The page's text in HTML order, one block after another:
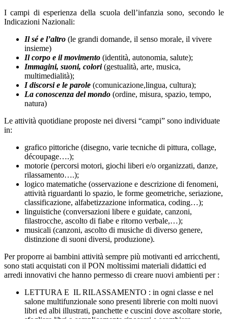
I campi di esperienza della scuola dell’infanzia sono, secondo le
Indicazioni Nazionali:
Il sé e l’altro (le grandi domande, il senso morale, il vivere
insieme)
Il corpo e il movimento (identità, autonomia, salute);
Immagini, suoni, colori(gestualità, arte, musica,
multimedialità);
I discorsi e le parole (comunicazione,lingua, cultura);
La conoscenza del mondo (ordine, misura, spazio, tempo,
natura)
Le attività quotidiane proposte nei diversi “campi” sono individuate
in:
grafico pittoriche (disegno, varie tecniche di pittura, collage,
découpage….);
motorie (percorsi motori, giochi liberi e/o organizzati, danze,
rilassamento….);
logico matematiche (osservazione e descrizione di fenomeni,
attività riguardanti lo spazio, le forme geometriche, seriazione,
classificazione, alfabetizzazione informatica, coding…);
linguistiche (conversazioni libere e guidate, canzoni,
filastrocche, ascolto di fiabe e ritorno verbale,…);
musicali (canzoni, ascolto di musiche di diverso genere,
distinzione di suoni diversi, produzione).
Per proporre ai bambini attività sempre più motivanti ed arricchenti,
sono stati acquistati con il PON moltissimi materiali didattici ed
arredi innovativi che hanno permesso di creare nuovi ambienti per :
LETTURA E IL RILASSAMENTO : in ogni classe e nel
salone multifunzionale sono presenti librerie con molti nuovi
libri ed albi illustrati, panchette e cuscini dove ascoltare storie,